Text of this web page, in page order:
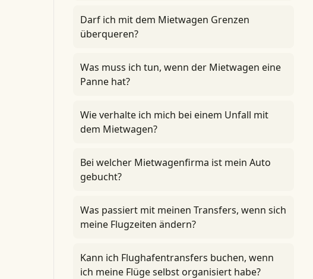
Darf ich mit dem Mietwagen Grenzen
überqueren?
Was muss ich tun, wenn der Mietwagen eine
Panne hat?
Wie verhalte ich mich bei einem Unfall mit
dem Mietwagen?
Bei welcher Mietwagenfirma ist mein Auto
gebucht?
Was passiert mit meinen Transfers, wenn sich
meine Flugzeiten ändern?
Kann ich Flughafentransfers buchen, wenn
ich meine Flüge selbst organisiert habe?